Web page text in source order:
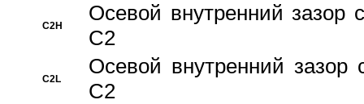
C2H
Осевой внутренний зазор
C2
C2L
Осевой внутренний зазор
C2